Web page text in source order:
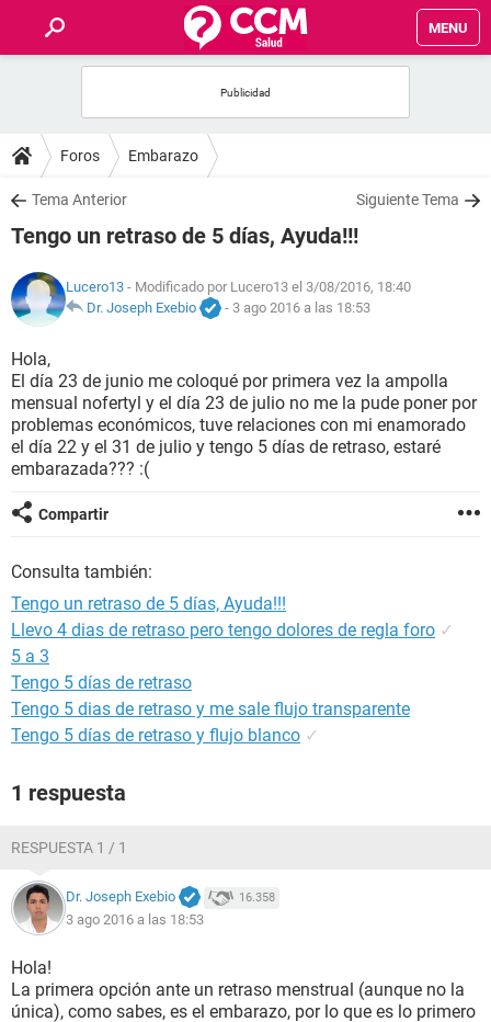
MENU
FOROS
SALUD
FAMILIA
NUTRICIÓN
BIENESTAR
SEXUALIDAD
GLOSARIO
Foros Embarazo
Tema Anterior Siguiente Tema
Tengo un retraso de 5 días, Ayuda!!!
Lucero13 - Modificado por Lucero13 el 3/08/2016, 18:40
Dr. Joseph Exebio
- 3 ago 2016 a las 18:53
Hola,
El día 23 de junio me coloqué por primera vez la ampolla
mensual nofertyl y el día 23 de julio no me la pude poner por
problemas económicos, tuve relaciones con mi enamorado
el día 22 y el 31 de julio y tengo 5 días de retraso, estaré
embarazada??? :(
Compartir
Consulta también:
Tengo un retraso de 5 días, Ayuda!!!
Llevo 4 dias de retraso pero tengo dolores de regla foro ✓
5 a 3
Tengo 5 días de retraso
Tengo 5 dias de retraso y me sale flujo transparente
Tengo 5 días de retraso y flujo blanco ✓
1 respuesta
RESPUESTA 1 / 1
Dr. Joseph Exebio 16.358
3 ago 2016 a las 18:53
Hola!
La primera opción ante un retraso menstrual (aunque no la
única), como sabes, es el embarazo, por lo que es lo primero